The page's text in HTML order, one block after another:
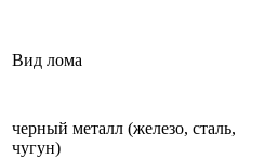
Вид лома
черный металл (железо, сталь,
чугун)